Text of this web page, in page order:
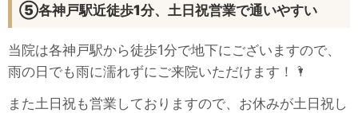
⑤各神戸駅近徒歩1分、土日祝営業で通いやすい
当院は各神戸駅から徒歩1分で地下にございますので、
雨の日でも雨に濡れずにご来院いただけます！🌂
また土日祝も営業しておりますので、お休みが土日祝し